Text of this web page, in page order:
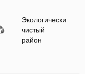
Экологически
чистый
район